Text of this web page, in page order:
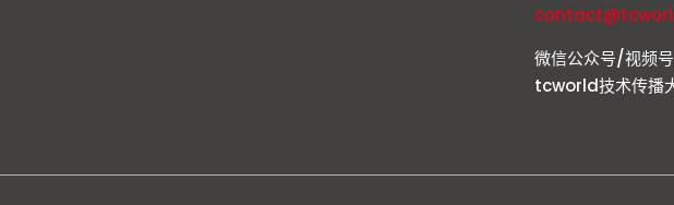
微信公众号/视频号
tcworld技术传播